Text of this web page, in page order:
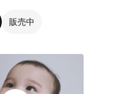
販売中